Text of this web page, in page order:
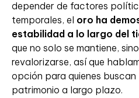
depender de factores
temporales, el oro ha
estabilidad a lo largo del
que no solo se mantiene,
revalorizarse, así que
opción para quienes
patrimonio a largo plazo.